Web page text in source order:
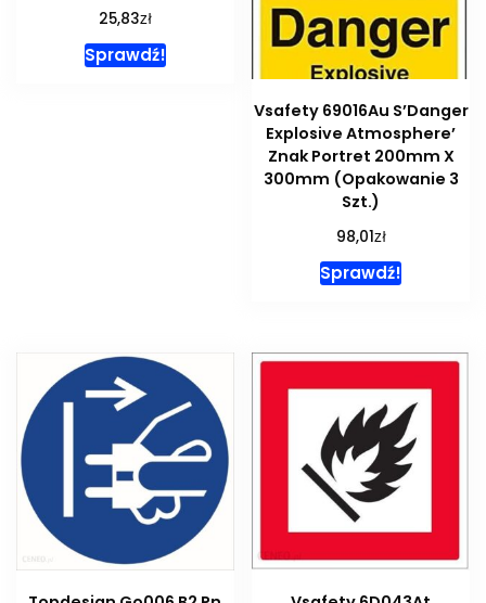
25,83zł
Sprawdź!
Vsafety 69016Au S’Danger
Explosive Atmosphere’
Znak Portret 200mm X
300mm (Opakowanie 3
Szt.)
98,01zł
Sprawdź!